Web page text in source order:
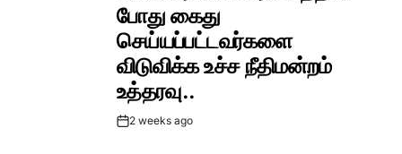
போது கைது
செய்யப்பட்டவர்களை
விடுவிக்க உச்ச நீதிமன்றம்
உத்தரவு..
Post2 weeks ago